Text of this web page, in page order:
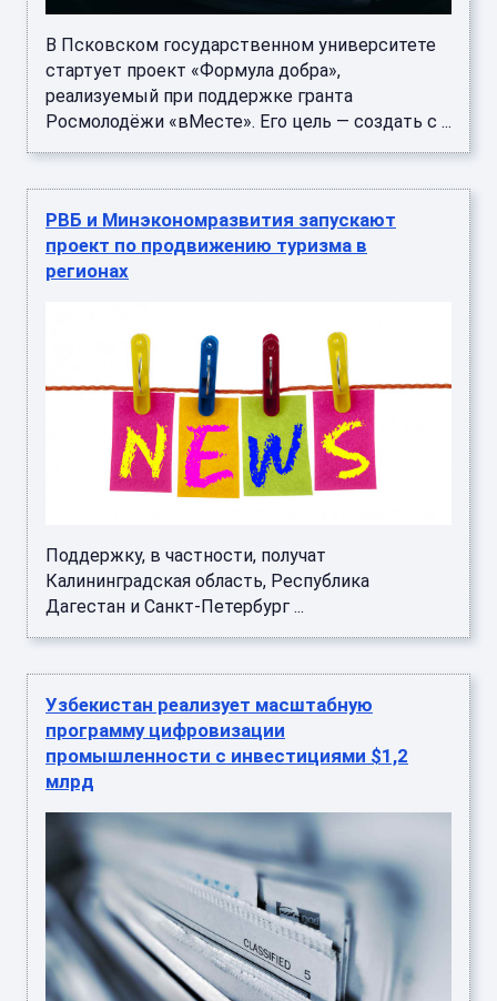
В Псковском государственном университете
стартует проект «Формула добра»,
реализуемый при поддержке гранта
Росмолодёжи «вМесте». Его цель — создать с ...
РВБ и Минэкономразвития запускают
проект по продвижению туризма в
регионах
Поддержку, в частности, получат
Калининградская область, Республика
Дагестан и Санкт-Петербург ...
Узбекистан реализует масштабную
программу цифровизации
промышленности с инвестициями $1,2
млрд